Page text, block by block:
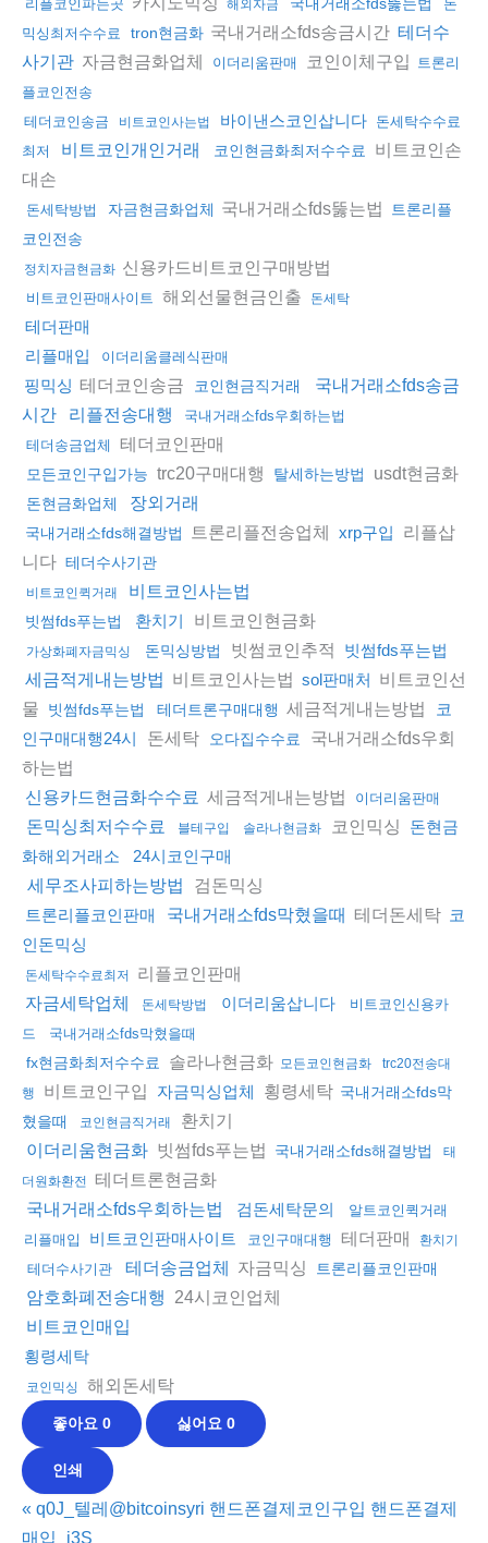
리플코인파는곳 해외자금
돈
믹싱최저수수료
tron현금화 국내거래소fds송금시간 테더수
사기관 자금현금화업체 이더리움판매 코인이체구입
트론리
플코인전송
테더코인송금
비트코인사는법 바이낸스코인삽니다 돈세탁수수료
최저
비트코인개인거래 코인현금화최저수수료
비트코인손
대손
돈세탁방법 자금현금화업체 국내거래소fds뚫는법
트론리플
코인전송
정치자금현금화 신용카드비트코인구매방법
비트코인판매사이트 해외선물현금인출 돈세탁
테더판매
리플매입
이더리움클레식판매
핑믹싱 테더코인송금 코인현금직거래
국내거래소fds송금
시간
리플전송대행
국내거래소fds우회하는법
테더송금업체
테더코인판매
모든코인구입가능 trc20구매대행 탈세하는방법 usdt현금화
돈현금화업체 장외거래
국내거래소fds해결방법 트론리플전송업체 xrp구입
리플삽
니다 테더수사기관
비트코인퀵거래 비트코인사는법
빗썸fds푸는법 환치기 비트코인현금화
가상화폐자금믹싱 돈믹싱방법 빗썸코인추적
빗썸fds푸는법
세금적게내는방법 비트코인사는법 sol판매처 비트코인선
물
빗썸fds푸는법 테더트론구매대행 세금적게내는방법
코
인구매대행24시
돈세탁 오다집수수료
국내거래소fds우회
하는법
신용카드현금화수수료 세금적게내는방법 이더리움판매
돈믹싱최저수수료 블테구입 솔라나현금화 코인믹싱
돈현금
화해외거래소
24시코인구매
세무조사피하는방법
검돈믹싱
트론리플코인판매 국내거래소fds막혔을때 테더돈세탁 코
인돈믹싱
돈세탁수수료최저 리플코인판매
자금세탁업체 돈세탁방법 이더리움삽니다
비트코인신용카
드
국내거래소fds막혔을때
fx현금화최저수수료 솔라나현금화 모든코인현금화
trc20전송대
행
비트코인구입 자금믹싱업체 횡령세탁 국내거래소fds막
혔을때
코인현금직거래 환치기
이더리움현금화 빗썸fds푸는법 국내거래소fds해결방법
태
더원화환전 테더트론현금화
국내거래소fds우회하는법 검돈세탁문의
알트코인퀵거래
리플매입
비트코인판매사이트 코인구매대행 테더판매 환치기
테더수사기관 테더송금업체 자금믹싱 트론리플코인판매
암호화폐전송대행 24시코인업체
비트코인매입
횡령세탁
코인믹싱 해외돈세탁
좋아요 0 싫어요 0
인쇄
« q0J_텔레@bitcoinsyri 핸드폰결제코인구입 핸드폰결제
매입_j3S